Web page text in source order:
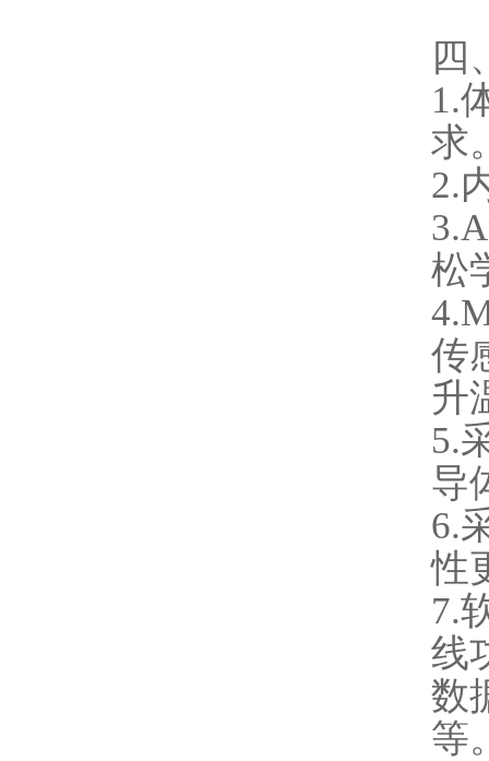
四
1.
求
2.
松
传
升
5.
导
6.
性
7.
线
数
等